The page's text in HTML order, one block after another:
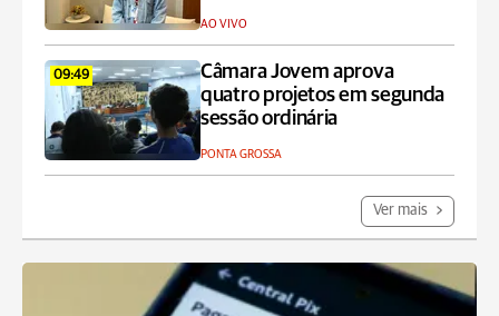
AO VIVO
09:49
Câmara Jovem aprova
quatro projetos em segunda
sessão ordinária
PONTA GROSSA
Ver mais